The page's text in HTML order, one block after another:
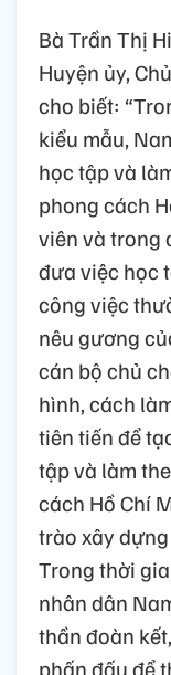
Bà Trần Thị
Huyện ủy,
cho biết:
kiểu mẫu,
học tập và
phong cách
viên và trong
đưa việc học
công việc
nêu gương
cán bộ chủ
hình, cách
tiên tiến để
tập và làm
cách Hồ Chí
trào xây
Trong thời
nhân dân
thần đoàn
phấn đấu để